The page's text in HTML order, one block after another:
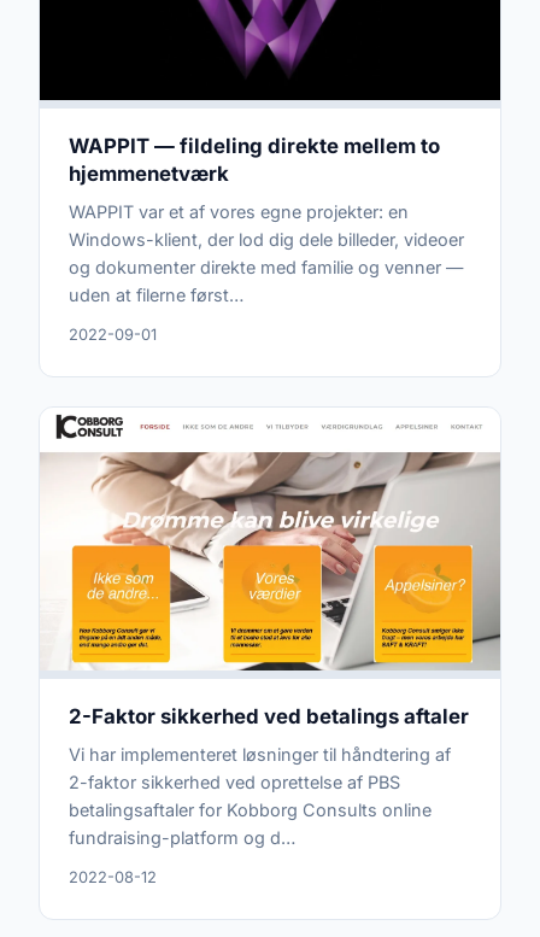
WAPPIT — fildeling direkte mellem to
hjemmenetværk
WAPPIT var et af vores egne projekter: en
Windows-klient, der lod dig dele billeder, videoer
og dokumenter direkte med familie og venner —
uden at filerne først…
2022-09-01
2-Faktor sikkerhed ved betalings aftaler
Vi har implementeret løsninger til håndtering af
2-faktor sikkerhed ved oprettelse af PBS
betalingsaftaler for Kobborg Consults online
fundraising-platform og d…
2022-08-12